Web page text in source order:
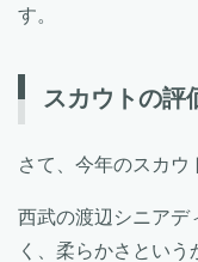
す。
スカウトの評
さて、今年のスカウ
西武の渡辺シニアデ
く、柔らかさとい